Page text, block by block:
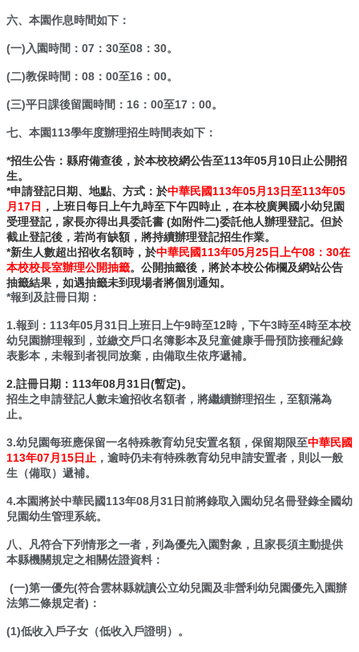
縣
訪
視
區
English
Version
課
程
總
體
計
畫
廣
興
國
小
生
活
點
滴
(臉
廣
興
小
附
設
幼
園
臉
書
六、本園作息時間如下：
(一)入園時間：07：30至08：30。
(二)教保時間：08：00至16：00。
(三)平日課後留園時間：16：00至17：00。
七、本園113學年度辦理招生時間表如下：
*招生公告：縣府備查後，於本校校網公告至113年05月10日止公開招
生。
*申請登記日期、地點、方式：於中華民國113年05月13日至113年05
月17日 ，上班日每日上午九時至下午四時止，在本校廣興國小幼兒園
受理登記，家長亦得出具委託書 (如附件二)委託他人辦理登記。但於
截止登記後，若尚有缺額，將持續辦理登記招生作業。
*新生人數超出招收名額時，於中華民國113年05月25日上午08：30在
本校校長室辦理公開抽籤。公開抽籤後， 將於本校公佈欄及網站公告
抽籤結果，如遇抽籤未到現場者將個別通知。
*報到及註冊日期：
1.報到：113年05月31日上班日上午9時至12時，下午3時至4時至本校
幼兒園辦理報到，並繳交戶口名簿影本及兒童健康手冊預防接種紀錄
表影本，未報到者視同放棄，由備取生依序遞補。
2.註冊日期：113年08月31日(暫定)。
招生之申請登記人數未逾招收名額者，將繼續辦理招生，至額滿為
止。
3.幼兒園每班應保留一名特殊教育幼兒安置名額，保留期限至中華民國
113年07月15日止 ，逾時仍未有特殊教育幼兒申請安置者，則以一般
生（備取）遞補。
4.本園將於中華民國113年08月31日前將錄取入園幼兒名冊登錄全國幼
兒園幼生管理系統。
八、凡符合下列情形之一者，列為優先入園對象，且家長須主動提供
本縣機關規定之相關佐證資料：
(一)第一優先(符合雲林縣就讀公立幼兒園及非營利幼兒園優先入園辦
法第二條規定者)：
(1)低收入戶子女（低收入戶證明）。